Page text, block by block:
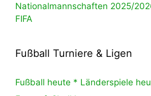
Nationalmannschaften 2025/
FIFA
Fußball Turniere & Ligen
Fußball heute * Länderspiele